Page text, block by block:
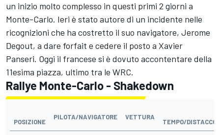
un inizio molto complesso in questi primi 2 giorni a
Monte-Carlo. Ieri è stato autore di un incidente nelle
ricognizioni che ha costretto il suo navigatore, Jerome
Degout, a dare forfait e cedere il posto a Xavier
Panseri. Oggi il francese si è dovuto accontentare della
11esima piazza, ultimo tra le WRC.
Rallye Monte-Carlo - Shakedown
POSIZIONE
PILOTA/NAVIGATORE VETTURA
TEMPO/DISTACCO